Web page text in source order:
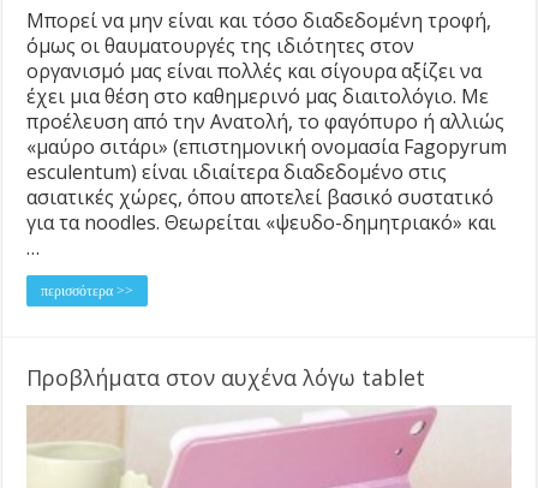
Μπορεί να μην είναι και τόσο διαδεδομένη τροφή,
όμως οι θαυματουργές της ιδιότητες στον
οργανισμό μας είναι πολλές και σίγουρα αξίζει να
έχει μια θέση στο καθημερινό μας διαιτολόγιο. Με
προέλευση από την Ανατολή, το φαγόπυρο ή αλλιώς
«μαύρο σιτάρι» (επιστημονική ονομασία Fagopyrum
esculentum) είναι ιδιαίτερα διαδεδομένο στις
ασιατικές χώρες, όπου αποτελεί βασικό συστατικό
για τα noodles. Θεωρείται «ψευδο-δημητριακό» και
…
περισσότερα >>
Προβλήματα στον αυχένα λόγω tablet